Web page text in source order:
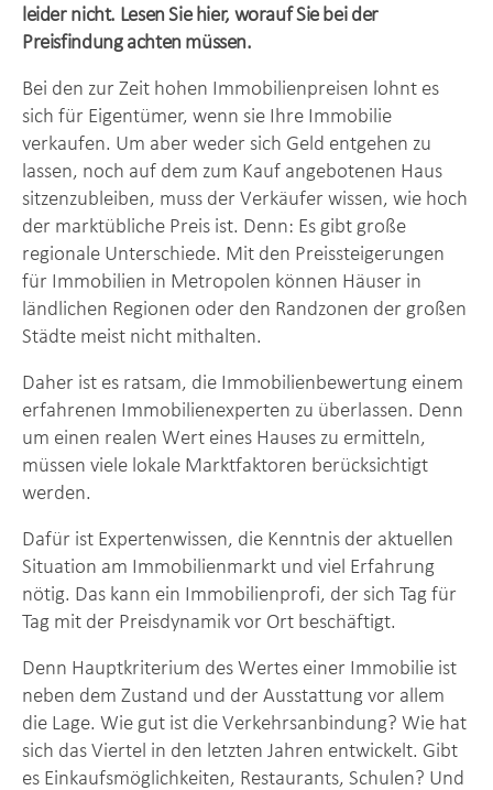
leider nicht. Lesen Sie hier, worauf Sie bei der
Preisfindung achten müssen.
Bei den zur Zeit hohen Immobilienpreisen lohnt es
sich für Eigentümer, wenn sie Ihre Immobilie
verkaufen. Um aber weder sich Geld entgehen zu
lassen, noch auf dem zum Kauf angebotenen Haus
sitzenzubleiben, muss der Verkäufer wissen, wie hoch
der marktübliche Preis ist. Denn: Es gibt große
regionale Unterschiede. Mit den Preissteigerungen
für Immobilien in Metropolen können Häuser in
ländlichen Regionen oder den Randzonen der großen
Städte meist nicht mithalten.
Daher ist es ratsam, die Immobilienbewertung einem
erfahrenen Immobilienexperten zu überlassen. Denn
um einen realen Wert eines Hauses zu ermitteln,
müssen viele lokale Marktfaktoren berücksichtigt
werden.
Dafür ist Expertenwissen, die Kenntnis der aktuellen
Situation am Immobilienmarkt und viel Erfahrung
nötig. Das kann ein Immobilienprofi, der sich Tag für
Tag mit der Preisdynamik vor Ort beschäftigt.
Denn Hauptkriterium des Wertes einer Immobilie ist
neben dem Zustand und der Ausstattung vor allem
die Lage. Wie gut ist die Verkehrsanbindung? Wie hat
sich das Viertel in den letzten Jahren entwickelt. Gibt
es Einkaufsmöglichkeiten, Restaurants, Schulen? Und